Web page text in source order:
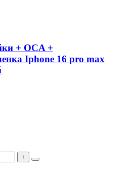
+ OCA +
Iphone 16 pro max
+